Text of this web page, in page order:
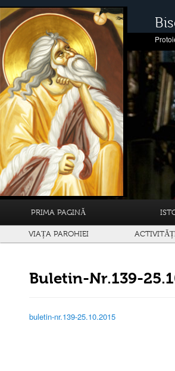
PRIMA PAGINĂ
VIAȚA PAROHIEI
Buletin-Nr.139-
buletin-nr.139-25.10.2015